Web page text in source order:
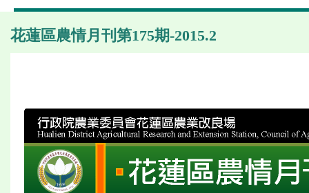
花蓮區農情月刊第175期-2015.2